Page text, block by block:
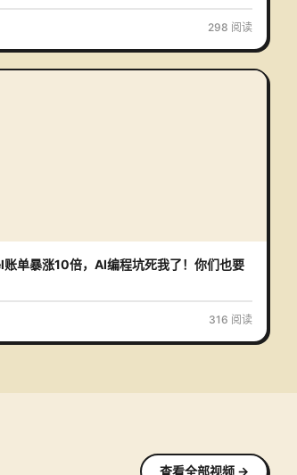
298 阅读
单暴涨10倍，AI编程坑死我了！你们也要
316 阅读
查看全部视频 →